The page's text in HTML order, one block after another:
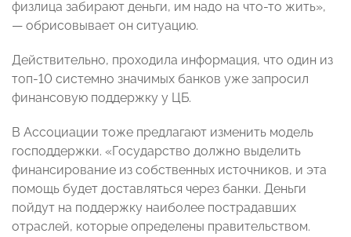
физлица забирают деньги, им надо на что-то жить»,
— обрисовывает он ситуацию.
Действительно, проходила информация, что один из
топ-10 системно значимых банков уже запросил
финансовую поддержку у ЦБ.
В Ассоциации тоже предлагают изменить модель
господдержки. «Государство должно выделить
финансирование из собственных источников, и эта
помощь будет доставляться через банки. Деньги
пойдут на поддержку наиболее пострадавших
отраслей, которые определены правительством.